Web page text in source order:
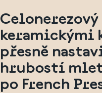
keramickými
přesně
hrubostí
po French